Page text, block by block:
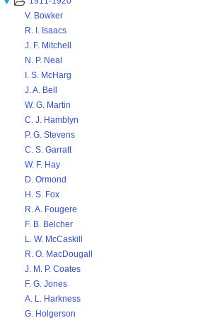
V. Bowker
R. I. Isaacs
J. F. Mitchell
N. P. Neal
I. S. McHarg
J. A. Bell
W. G. Martin
C. J. Hamblyn
P. G. Stevens
C. S. Garratt
W. F. Hay
D. Ormond
H. S. Fox
R. A. Fougere
F. B. Belcher
L. W. McCaskill
R. O. MacDougall
J. M. P. Coates
F. G. Jones
A. L. Harkness
G. Holgerson